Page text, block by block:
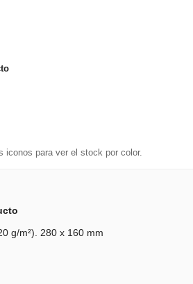
iconos para ver el stock por color.
g/m²). 280 x 160 mm